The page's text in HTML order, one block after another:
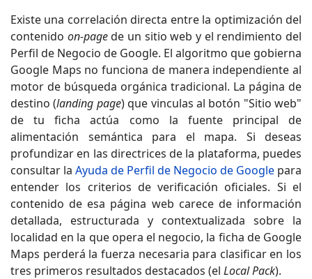
Existe una correlación directa entre la optimización del
contenido on-pagede un sitio web y el rendimiento del
Perfil de Negocio de Google. El algoritmo que gobierna
Google Maps no funciona de manera independiente al
motor de búsqueda orgánica tradicional. La página de
destino (landing page) que vinculas al botón "Sitio web"
de tu ficha actúa como la fuente principal de
alimentación semántica para el mapa. Si deseas
profundizar en las directrices de la plataforma, puedes
consultar la Ayuda de Perfil de Negocio de Google para
entender los criterios de verificación oficiales. Si el
contenido de esa página web carece de información
detallada, estructurada y contextualizada sobre la
localidad en la que opera el negocio, la ficha de Google
Maps perderá la fuerza necesaria para clasificar en los
tres primeros resultados destacados (el Local Pack).